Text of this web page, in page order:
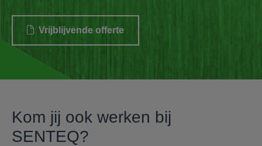
Vrijblijvende offerte
Kom jij ook werken bij
SENTEQ?